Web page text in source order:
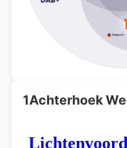
1Achterhoek